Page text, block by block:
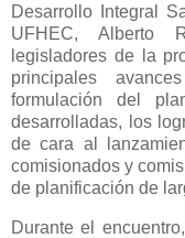
Desarrollo Integral
UFHEC, Alberto
legisladores de la
principales
formulación del
desarrolladas, los
de cara al
comisionados y
de planificación de
Durante el